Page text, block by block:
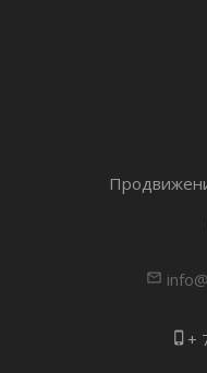
mail_outline
phone_iphone +